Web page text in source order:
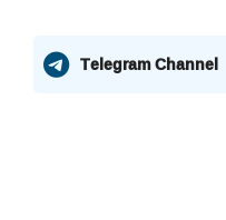
Telegram Channel